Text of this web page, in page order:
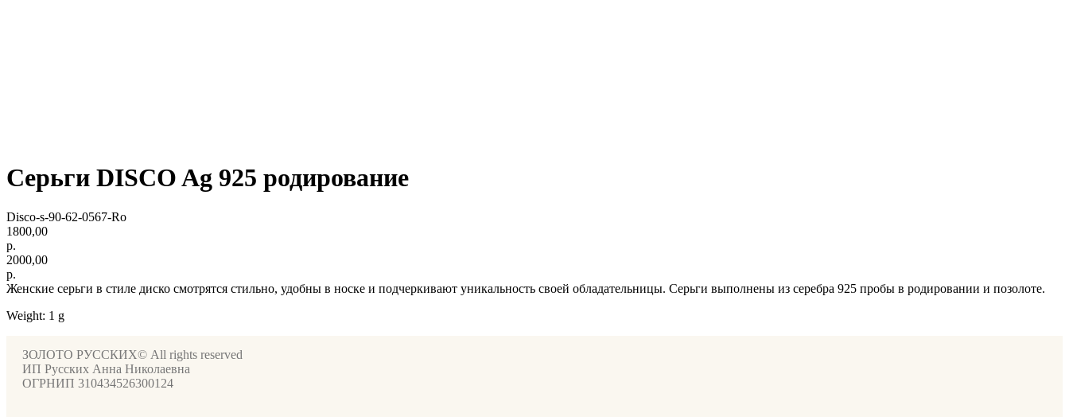
Серьги DISCO Ag 925 родирование
Disco-s-90-62-0567-Ro
1800,00
р.
2000,00
р.
Женские серьги в стиле диско смотрятся стильно, удобны в носке и подчеркивают уникальность своей обладательницы. Серьги выполнены из серебра 925 пробы в родировании и позолоте.
Weight: 1 g
ЗОЛОТО РУССКИХ© All rights reserved
ИП Русских Анна Николаевна
ОГРНИП 310434526300124